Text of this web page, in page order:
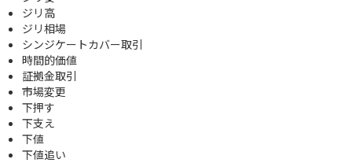
ジリ高
ジリ相場
シンジケートカバー取引
時間的価値
証拠金取引
市場変更
下押す
下支え
下値
下値追い